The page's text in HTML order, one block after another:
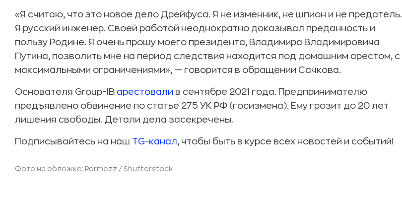
«Я считаю, что это новое дело Дрейфуса. Я не изменник, не шпион и не предатель.
Я русский инженер. Своей работой неоднократно доказывал преданность и
пользу Родине. Я очень прошу моего президента, Владимира Владимировича
Путина, позволить мне на период следствия находится под домашним арестом, с
максимальными ограничениями», — говорится в обращении Сачкова.
Основателя Group-IB арестовали в сентябре 2021 года. Предпринимателю
предъявлено обвинение по статье 275 УК РФ (госизмена). Ему грозит до 20 лет
лишения свободы. Детали дела засекречены.
Подписывайтесь на наш TG-канал, чтобы быть в курсе всех новостей и событий!
Фото на обложке: Pormezz / Shutterstock